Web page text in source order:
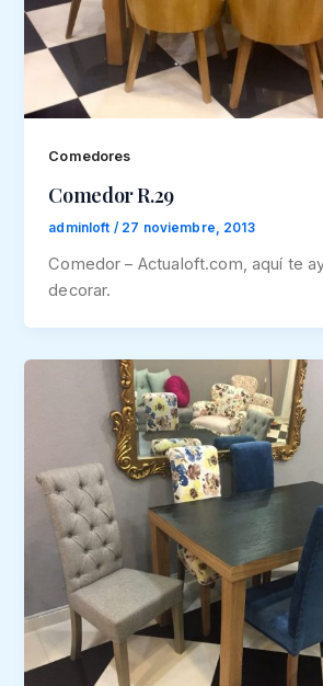
Comedores
Comedor R.29
adminloft / 27 noviembre, 2013
Comedor – Actualoft.com, aquí te
decorar.